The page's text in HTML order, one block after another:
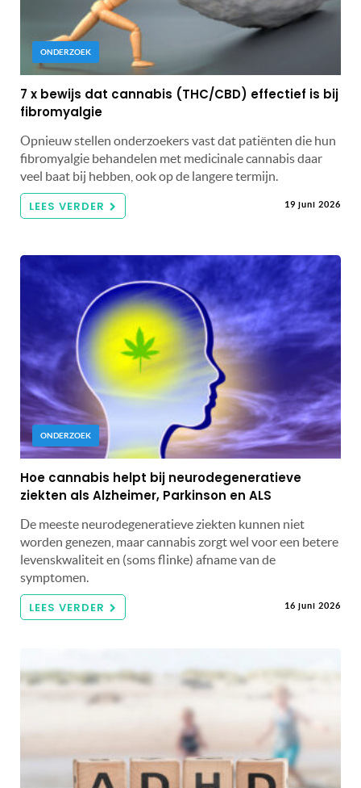
ONDERZOEK
7 x bewijs dat cannabis (THC/CBD) effectief is bij
fibromyalgie
Opnieuw stellen onderzoekers vast dat patiënten die hun
fibromyalgie behandelen met medicinale cannabis daar
veel baat bij hebben, ook op de langere termijn.
LEES VERDER 19 juni 2026
ONDERZOEK
Hoe cannabis helpt bij neurodegeneratieve
ziekten als Alzheimer, Parkinson en ALS
De meeste neurodegeneratieve ziekten kunnen niet
worden genezen, maar cannabis zorgt wel voor een betere
levenskwaliteit en (soms flinke) afname van de
symptomen.
LEES VERDER 16 juni 2026